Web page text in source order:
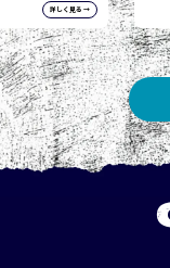
詳しく見る →